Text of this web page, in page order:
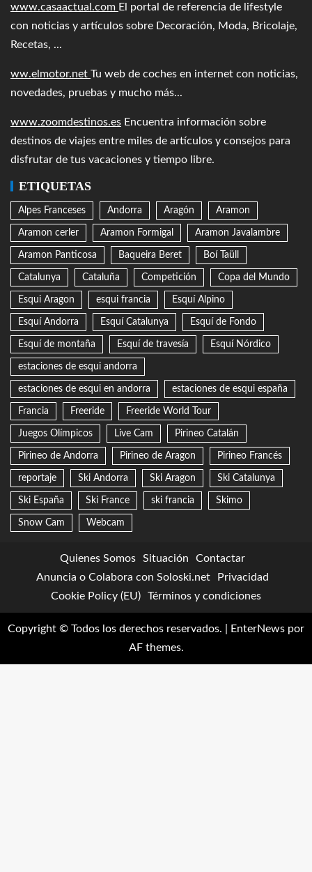
www.casaactual.com El portal de referencia de lifestyle
con noticias y artículos sobre Decoración, Moda, Bricolaje,
Recetas, ...
ww.elmotor.net Tu web de coches en internet con noticias,
novedades, pruebas y mucho más...
www.zoomdestinos.es Encuentra información sobre
destinos de viajes entre miles de artículos y consejos para
disfrutar de tus vacaciones y tiempo libre.
ETIQUETAS
Alpes Franceses Andorra Aragón Aramon
Aramon cerler Aramon Formigal Aramon Javalambre
Aramon Panticosa Baqueira Beret Boí Taüll
Catalunya Cataluña Competición Copa del Mundo
Esqui Aragon esqui francia Esquí Alpino
Esquí Andorra Esquí Catalunya Esquí de Fondo
Esquí de montaña Esquí de travesía Esquí Nórdico
estaciones de esqui andorra
estaciones de esqui en andorra estaciones de esqui españa
Francia Freeride Freeride World Tour
Juegos Olímpicos Live Cam Pirineo Catalán
Pirineo de Andorra Pirineo de Aragon Pirineo Francés
reportaje Ski Andorra Ski Aragon Ski Catalunya
Ski España Ski France ski francia Skimo
Snow Cam Webcam
Quienes Somos Situación
Contactar
Anuncia o Colabora con Soloski.net
Privacidad
Cookie Policy (EU)
Términos y condiciones
Copyright © Todos los derechos reservados. EnterNews por
AF themes.